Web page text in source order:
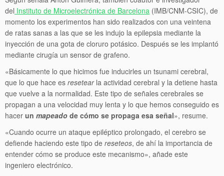
del Instituto de Microelectrónica de Barcelona (IMB/CNM-CSIC), de
momento los experimentos han sido realizados con una veintena
de ratas sanas a las que se les indujo la epilepsia mediante la
inyección de una gota de cloruro potásico. Después se les implantó
mediante cirugía un sensor de grafeno.
«Básicamente lo que hicimos fue inducirles un tsunami cerebral,
que lo que hace es resetearla actividad cerebral y la detiene hasta
que vuelve a la normalidad. Este tipo de señales cerebrales se
propagan a una velocidad muy lenta y lo que hemos conseguido es
hacer un mapeado de cómo se propaga esa señal», resume.
«Cuando ocurre un ataque epiléptico prolongado, el cerebro se
defiende haciendo este tipo de reseteos, de ahí la importancia de
entender cómo se produce este mecanismo», añade este
ingeniero electrónico.